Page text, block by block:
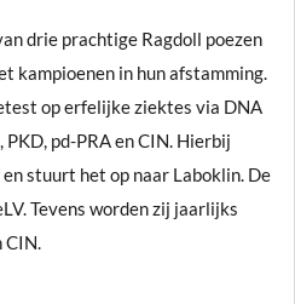
drie prachtige Ragdoll poezen
kampioenen in hun afstamming.
op erfelijke ziektes via DNA
pd-PRA en CIN. Hierbij
stuurt het op naar Laboklin. De
Tevens worden zij jaarlijks
CIN.